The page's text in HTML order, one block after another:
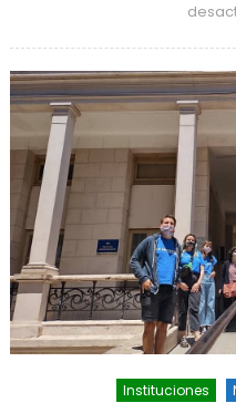
Instituciones